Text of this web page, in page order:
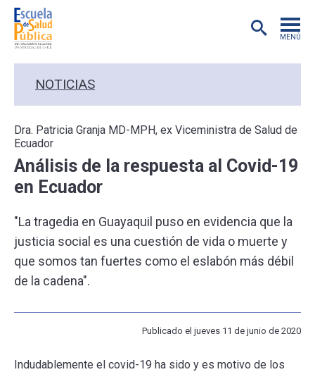
MENÚ
PREGRADO
ACADÉMICOS
NOTICIAS
Dra. Patricia Granja MD-MPH, ex Viceministra de Salud de
Ecuador
Análisis de la respuesta al Covid-19
en Ecuador
"La tragedia en Guayaquil puso en evidencia que la
justicia social es una cuestión de vida o muerte y
que somos tan fuertes como el eslabón más débil
de la cadena".
Publicado el jueves 11 de junio de 2020
Indudablemente el covid-19 ha sido y es motivo de los